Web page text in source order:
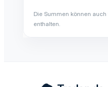
Die Summen können
enthalten.